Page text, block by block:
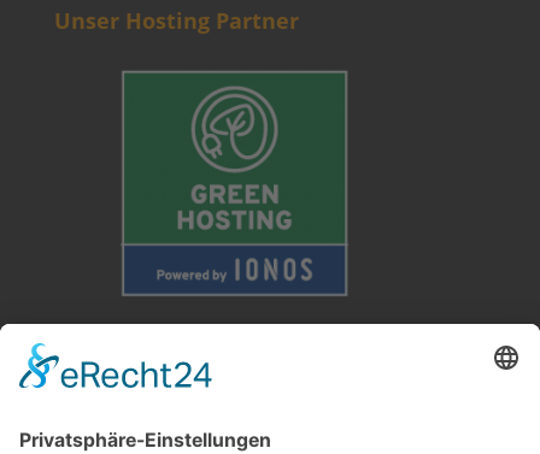
Unser Hosting Partner
Weitere Informationen
Kontakt